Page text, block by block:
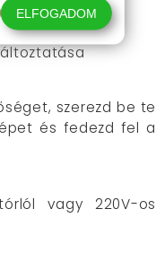
szerezd be te
és fedezd fel a
vagy 220V-os
ELFOGADOM